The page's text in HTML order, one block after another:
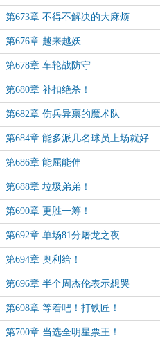
第673章 不得不解决的大麻烦
第676章 越来越妖
第678章 车轮战防守
第680章 补扣绝杀！
第682章 伤兵异禀的魔术队
第684章 能多派几名球员上场就好
了
第686章 能屈能伸
第688章 垃圾弟弟！
第690章 更胜一筹！
第692章 单场81分屠龙之夜
第694章 奥利给！
第696章 半个周杰伦表示想哭
第698章 等着吧！打铁匠！
第700章 当选全明星票王！